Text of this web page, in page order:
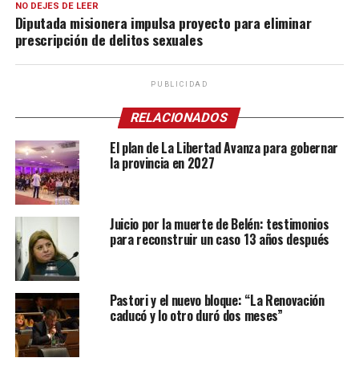
NO DEJES DE LEER
Diputada misionera impulsa proyecto para eliminar
prescripción de delitos sexuales
PUBLICIDAD
RELACIONADOS
El plan de La Libertad Avanza para gobernar
la provincia en 2027
Juicio por la muerte de Belén: testimonios
para reconstruir un caso 13 años después
Pastori y el nuevo bloque: “La Renovación
caducó y lo otro duró dos meses”